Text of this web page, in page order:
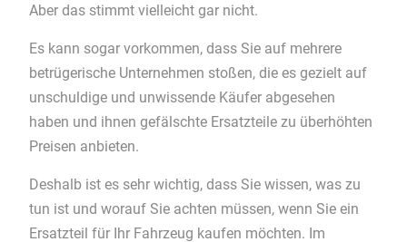
Aber das stimmt vielleicht gar nicht.
Es kann sogar vorkommen, dass Sie auf mehrere
betrügerische Unternehmen stoßen, die es gezielt auf
unschuldige und unwissende Käufer abgesehen
haben und ihnen gefälschte Ersatzteile zu überhöhten
Preisen anbieten.
Deshalb ist es sehr wichtig, dass Sie wissen, was zu
tun ist und worauf Sie achten müssen, wenn Sie ein
Ersatzteil für Ihr Fahrzeug kaufen möchten. Im